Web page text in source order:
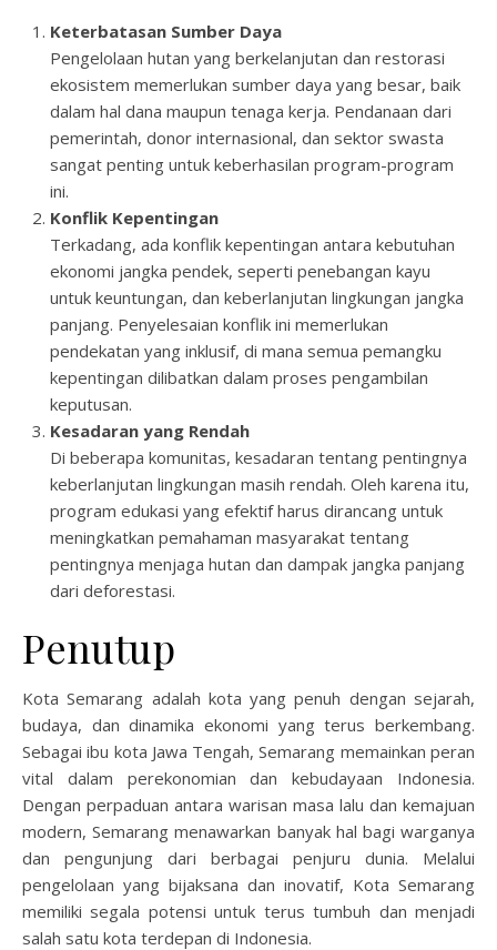
Keterbatasan Sumber Daya
Pengelolaan hutan yang berkelanjutan dan restorasi
ekosistem memerlukan sumber daya yang besar, baik
dalam hal dana maupun tenaga kerja. Pendanaan dari
pemerintah, donor internasional, dan sektor swasta
sangat penting untuk keberhasilan program-program
ini.
Konflik Kepentingan
Terkadang, ada konflik kepentingan antara kebutuhan
ekonomi jangka pendek, seperti penebangan kayu
untuk keuntungan, dan keberlanjutan lingkungan jangka
panjang. Penyelesaian konflik ini memerlukan
pendekatan yang inklusif, di mana semua pemangku
kepentingan dilibatkan dalam proses pengambilan
keputusan.
Kesadaran yang Rendah
Di beberapa komunitas, kesadaran tentang pentingnya
keberlanjutan lingkungan masih rendah. Oleh karena itu,
program edukasi yang efektif harus dirancang untuk
meningkatkan pemahaman masyarakat tentang
pentingnya menjaga hutan dan dampak jangka panjang
dari deforestasi.
Penutup
Kota Semarang adalah kota yang penuh dengan sejarah,
budaya, dan dinamika ekonomi yang terus berkembang.
Sebagai ibu kota Jawa Tengah, Semarang memainkan peran
vital dalam perekonomian dan kebudayaan Indonesia.
Dengan perpaduan antara warisan masa lalu dan kemajuan
modern, Semarang menawarkan banyak hal bagi warganya
dan pengunjung dari berbagai penjuru dunia. Melalui
pengelolaan yang bijaksana dan inovatif, Kota Semarang
memiliki segala potensi untuk terus tumbuh dan menjadi
salah satu kota terdepan di Indonesia.